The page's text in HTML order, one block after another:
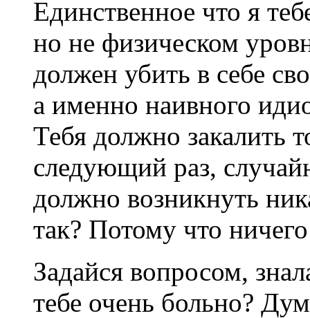
Единственное что я
но не физическом
должен убить в себе
а именно наивного
Тебя должно закалить
следующий раз,
должно возникнуть
так? Потому что
Задайся вопросом,
тебе очень больно?